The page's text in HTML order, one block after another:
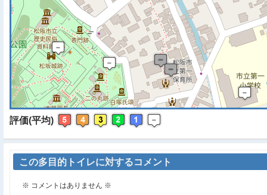
評価(平均)
この多目的トイレに対するコメント
※ コメントはありません ※